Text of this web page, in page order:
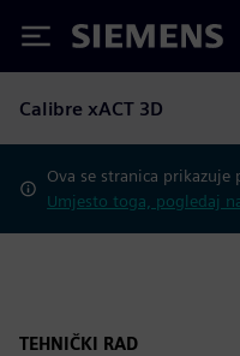
Siemens
Calibre xACT 3D
Ova se stranica
Umjesto toga, pogledaj
TEHNIČKI RAD